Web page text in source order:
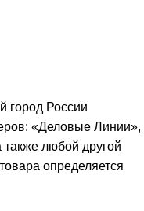
город России
«Деловые Линии»,
также любой другой
определяется